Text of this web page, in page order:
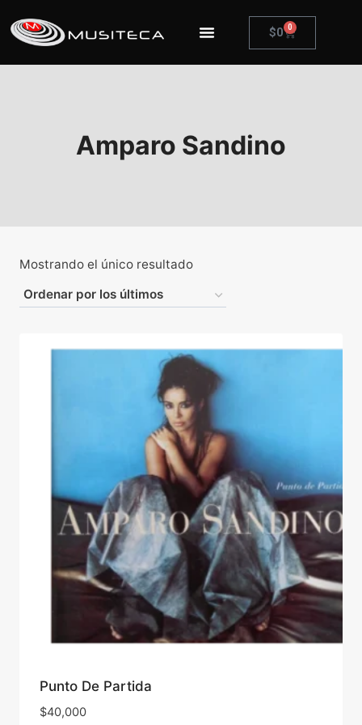
$0 0
Amparo Sandino
Mostrando el único resultado
Punto De Partida
$40,000